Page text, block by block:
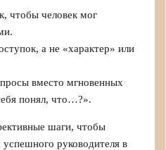
чтобы человек мог
а не «характер» или
вместо мгновенных
понял, что…?».
шаги, чтобы
успешного руководителя в